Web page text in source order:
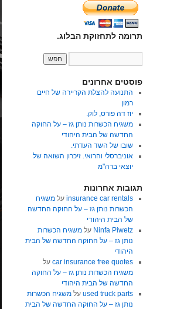
תרומה לתחזוקת הבלוג.
פוסטים אחרונים
התנועה להצלת הקריירה של חיים
רמון
יוז דה פורס, לוק.
משגיח הכשרות נותן גז – על החוקה
החדשה של הבית היהודי
שובו של השד העדתי.
אוניברסלי והרואי. זיכרון השואה של
יוצאי ברה"מ
תגובות אחרונות
insurance car rentalsעל משגיח
הכשרות נותן גז – על החוקה החדשה
של הבית היהודי
Ninfa Piwetz על משגיח הכשרות
נותן גז – על החוקה החדשה של הבית
היהודי
car insurance free quotesעל
משגיח הכשרות נותן גז – על החוקה
החדשה של הבית היהודי
used truck partsעל משגיח הכשרות
נותן גז – על החוקה החדשה של הבית